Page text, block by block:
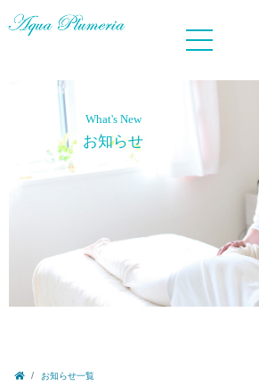
What's New
お知らせ
お知らせ一覧